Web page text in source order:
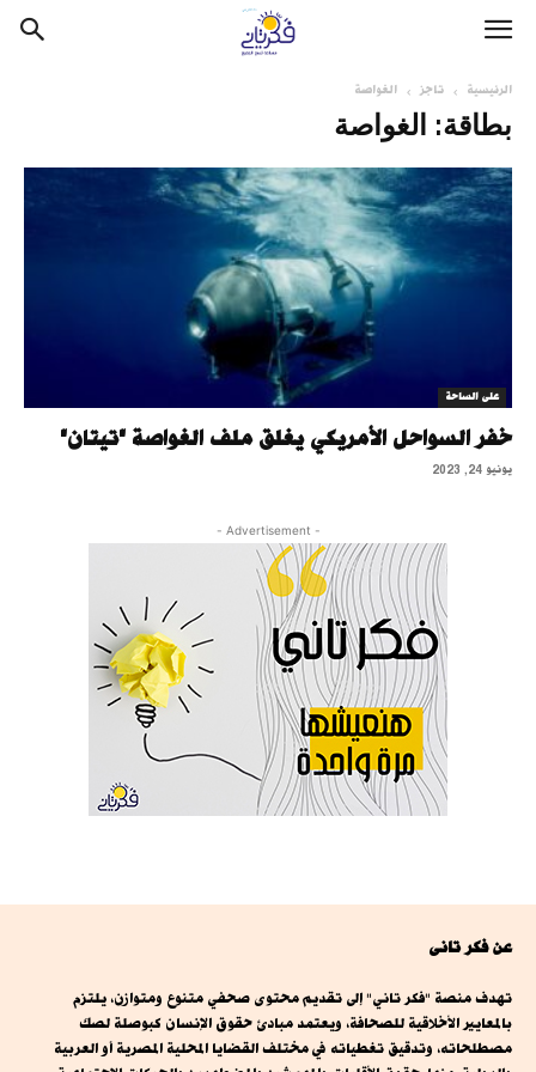
الرئيسية تاجز الغواصة
بطاقة: الغواصة
على الساحة
خفر السواحل الأمريكي يغلق ملف الغواصة "تيتان"
يونيو 24, 2023
- Advertisement -
عن فكر تانى
تهدف منصة "فكر تاني" إلى تقديم محتوى صحفي متنوع ومتوازن، يلتزم
بالمعايير الأخلاقية للصحافة، ويعتمد مبادئ حقوق الإنسان كبوصلة لصك
مصطلحاته، وتدقيق تغطياته في مختلف القضايا المحلية المصرية أو العربية